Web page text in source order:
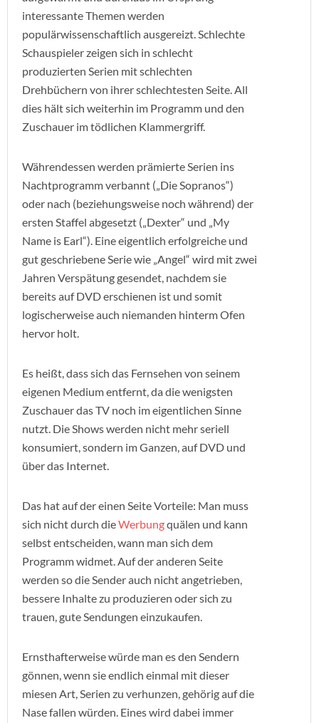
interessante Themen werden
populärwissenschaftlich ausgereizt. Schlechte
Schauspieler zeigen sich in schlecht
produzierten Serien mit schlechten
Drehbüchern von ihrer schlechtesten Seite. All
dies hält sich weiterhin im Programm und den
Zuschauer im tödlichen Klammergriff.
Währendessen werden prämierte Serien ins
Nachtprogramm verbannt („Die Sopranos“)
oder nach (beziehungsweise noch während) der
ersten Staffel abgesetzt („Dexter“ und „My
Name is Earl“). Eine eigentlich erfolgreiche und
gut geschriebene Serie wie „Angel“ wird mit zwei
Jahren Verspätung gesendet, nachdem sie
bereits auf DVD erschienen ist und somit
logischerweise auch niemanden hinterm Ofen
hervor holt.
Es heißt, dass sich das Fernsehen von seinem
eigenen Medium entfernt, da die wenigsten
Zuschauer das TV noch im eigentlichen Sinne
nutzt. Die Shows werden nicht mehr seriell
konsumiert, sondern im Ganzen, auf DVD und
über das Internet.
Das hat auf der einen Seite Vorteile: Man muss
sich nicht durch dieWerbungquälen und kann
selbst entscheiden, wann man sich dem
Programm widmet. Auf der anderen Seite
werden so die Sender auch nicht angetrieben,
bessere Inhalte zu produzieren oder sich zu
trauen, gute Sendungen einzukaufen.
Ernsthafterweise würde man es den Sendern
gönnen, wenn sie endlich einmal mit dieser
miesen Art, Serien zu verhunzen, gehörig auf die
Nase fallen würden. Eines wird dabei immer